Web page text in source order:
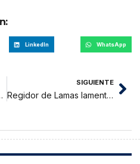
LinkedIn WhatsApp
espacio público
SIGUIENTE
Regidor de Lamas lamenta lo ocurrido en el estadio de esa ciudad